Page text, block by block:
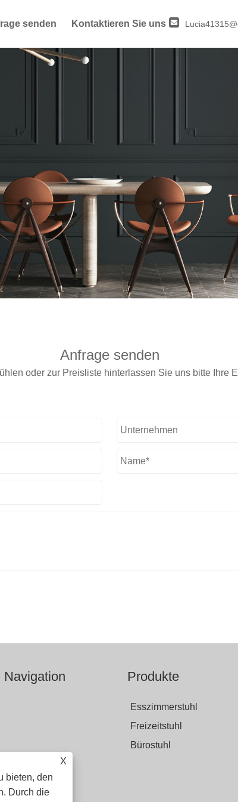
senden Kontaktieren Sie uns
Anfrage senden
oder zur Preisliste hinterlassen Sie uns bitte Ihre
X
bieten, den
Durch die
Navigation Produkte
Esszimmerstuhl
Freizeitstuhl
Bürostuhl